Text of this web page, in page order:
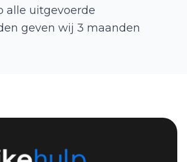
alle uitgevoerde
geven wij 3 maanden